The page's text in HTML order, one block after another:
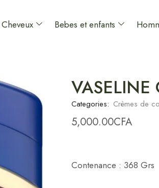
Cheveux Bebes et enfants
Categories: Crèmes de
5,000.00CFA
Contenance : 368 Grs